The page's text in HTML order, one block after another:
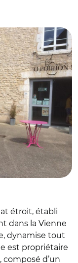
étroit, établi
dans la Vienne
dynamise tout
est propriétaire
d’un